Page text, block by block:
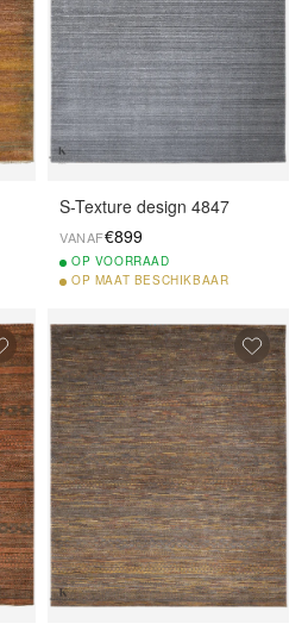
S-Texture design 4847
VANAF€899
OP VOORRAAD
OP MAAT BESCHIKBAAR